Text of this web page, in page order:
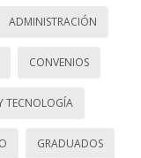
ADMINISTRACIÓN
CONVENIOS
TECNOLOGÍA
GRADUADOS